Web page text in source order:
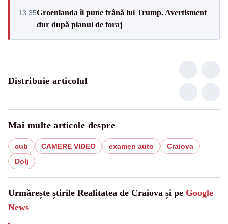
13:35Groenlanda îi pune frână lui Trump. Avertisment
dur după planul de foraj
Distribuie articolul
Mai multe articole despre
cub CAMERE VIDEO examen auto
Craiova
Dolj
Urmărește știrile Realitatea de Craiova și pe Google
News